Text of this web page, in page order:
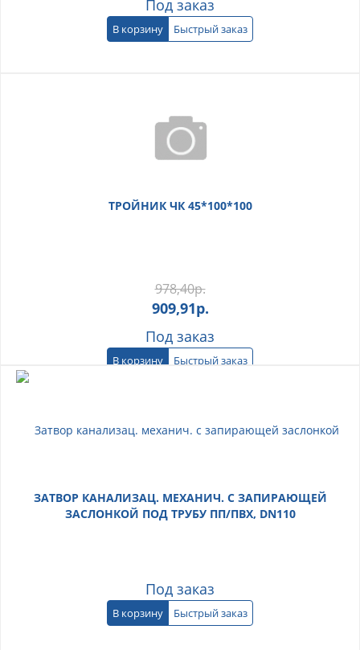
Под заказ
В корзину Быстрый заказ
ТРОЙНИК ЧК 45*100*100
978,40р.
909,91р.
Под заказ
В корзину Быстрый заказ
ЗАТВОР КАНАЛИЗАЦ. МЕХАНИЧ. С ЗАПИРАЮЩЕЙ
ЗАСЛОНКОЙ ПОД ТРУБУ ПП/ПВХ, DN110
Под заказ
В корзину Быстрый заказ